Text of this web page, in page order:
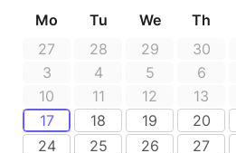
Remarques :
Nous vous remercions
présenter un peu
site, la traite des chèvres
commencera aux
En cas de mauvais